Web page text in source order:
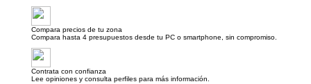
Compara precios de tu zona
Compara hasta 4 presupuestos desde tu PC o smartphone, sin compromiso.
Contrata con confianza
Lee opiniones y consulta perfiles para más información.